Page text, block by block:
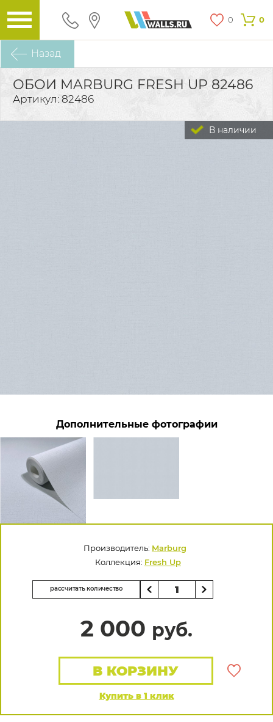
0 0
Назад
ОБОИ MARBURG FRESH UP 82486
Артикул: 82486
В наличии
Дополнительные фотографии
Производитель: Marburg
Коллекция: Fresh Up
рассчитать количество
2 000 руб.
Купить в 1 клик
В КОРЗИНУ